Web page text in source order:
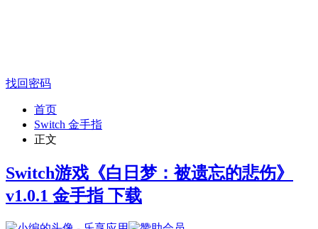
找回密码
首页
Switch 金手指
正文
Switch游戏《白日梦：被遗忘的悲伤》
v1.0.1 金手指 下载